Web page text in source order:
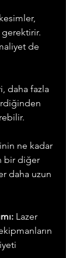
de
daha fazla
ne kadar
bir diğer
daha uzun
Lazer